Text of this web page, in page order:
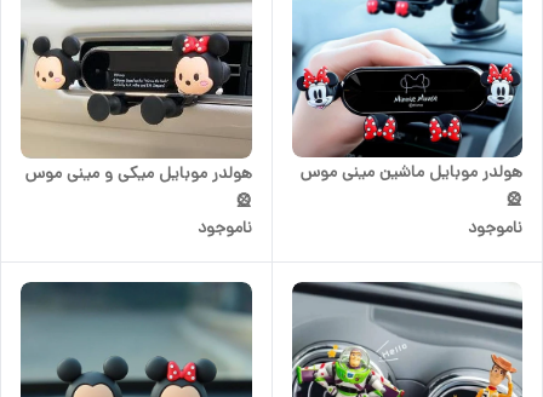
هولدر موبایل ماشین مینی موس
🎡
ناموجود
هولدر موبایل میکی و مینی موس
🎡
ناموجود